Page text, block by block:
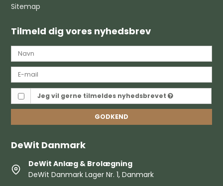
Sitemap
Tilmeld dig vores nyhedsbrev
Jeg vil gerne tilmeldes nyhedsbrevet
GODKEND
DeWit Danmark
DeWit Anlæg & Brolægning
DeWit Danmark Lager Nr. 1, Danmark